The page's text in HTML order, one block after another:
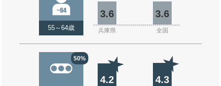
55～64歳
3.6 3.6
兵庫県 全国
50%
4.2 4.3